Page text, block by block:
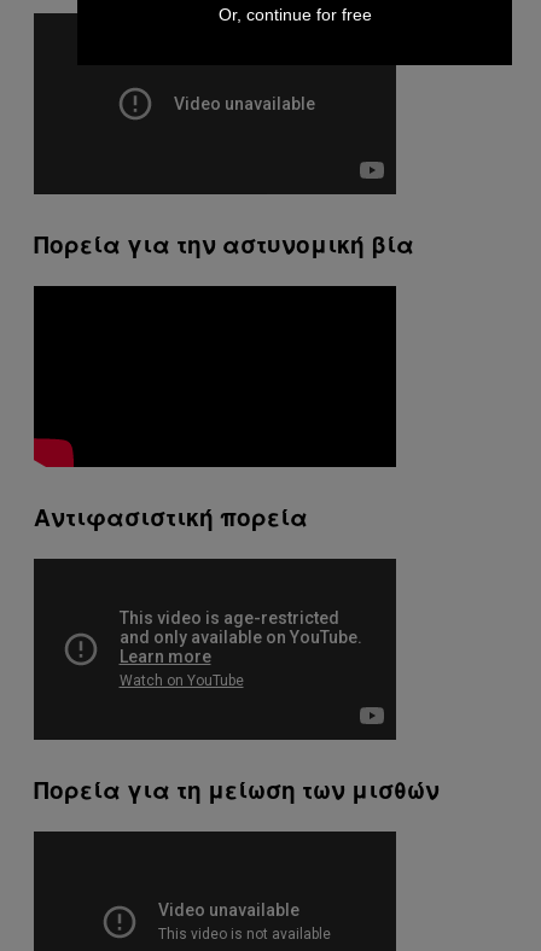
Πορεία για την αστυνομική βία
Αντιφασιστική πορεία
Πορεία για τη μείωση των μισθών
Or, continue for free